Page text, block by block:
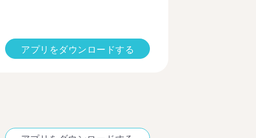
アプリをダウンロードする